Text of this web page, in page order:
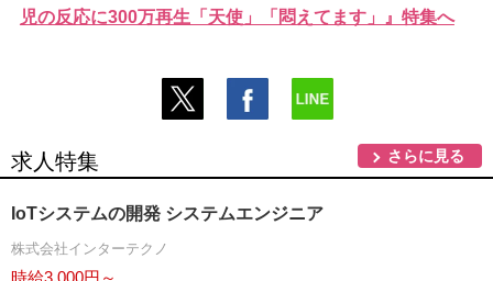
児の反応に300万再生「天使」「悶えてます」』特集へ
求人特集 さらに見る
IoTシステムの開発 システムエンジニア
株式会社インターテクノ